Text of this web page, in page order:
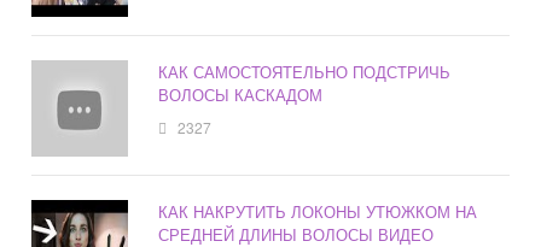
КАК САМОСТОЯТЕЛЬНО ПОДСТРИЧЬ
ВОЛОСЫ КАСКАДОМ
2327
КАК НАКРУТИТЬ ЛОКОНЫ УТЮЖКОМ НА
СРЕДНЕЙ ДЛИНЫ ВОЛОСЫ ВИДЕО